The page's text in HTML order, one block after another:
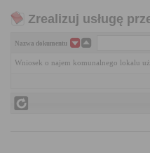
Zrealizuj usługę
Nazwa dokumentu
Wniosek o najem komunalnego lokalu